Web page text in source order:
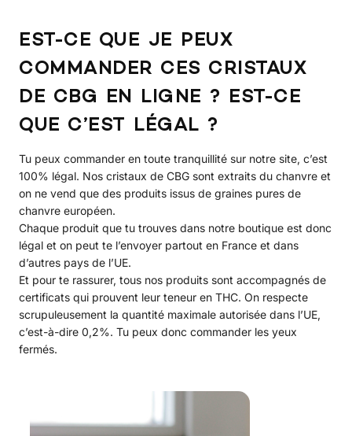
EST-CE QUE JE PEUX
COMMANDER CES CRISTAUX
DE CBG EN LIGNE ? EST-CE
QUE C’EST LÉGAL ?
Tu peux commander en toute tranquillité sur notre site, c’est
100% légal. Nos cristaux de CBG sont extraits du chanvre et
on ne vend que des produits issus de graines pures de
chanvre européen.
Chaque produit que tu trouves dans notre boutique est donc
légal et on peut te l’envoyer partout en France et dans
d’autres pays de l’UE.
Et pour te rassurer, tous nos produits sont accompagnés de
certificats qui prouvent leur teneur en THC. On respecte
scrupuleusement la quantité maximale autorisée dans l’UE,
c’est-à-dire 0,2%. Tu peux donc commander les yeux
fermés.